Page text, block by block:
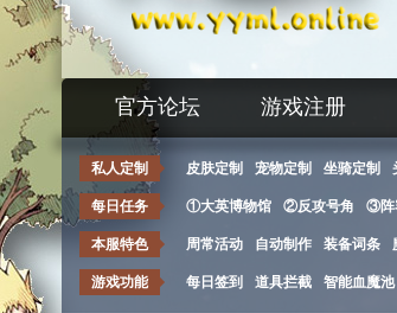
官方论坛 游戏注册
私人定制 皮肤定制 宠物定制 坐骑定制
每日任务 ①大英博物馆 ②反攻号角 ③阵
本服特色 周常活动 自动制作 装备词条
游戏功能 每日签到 道具拦截 智能血魔池